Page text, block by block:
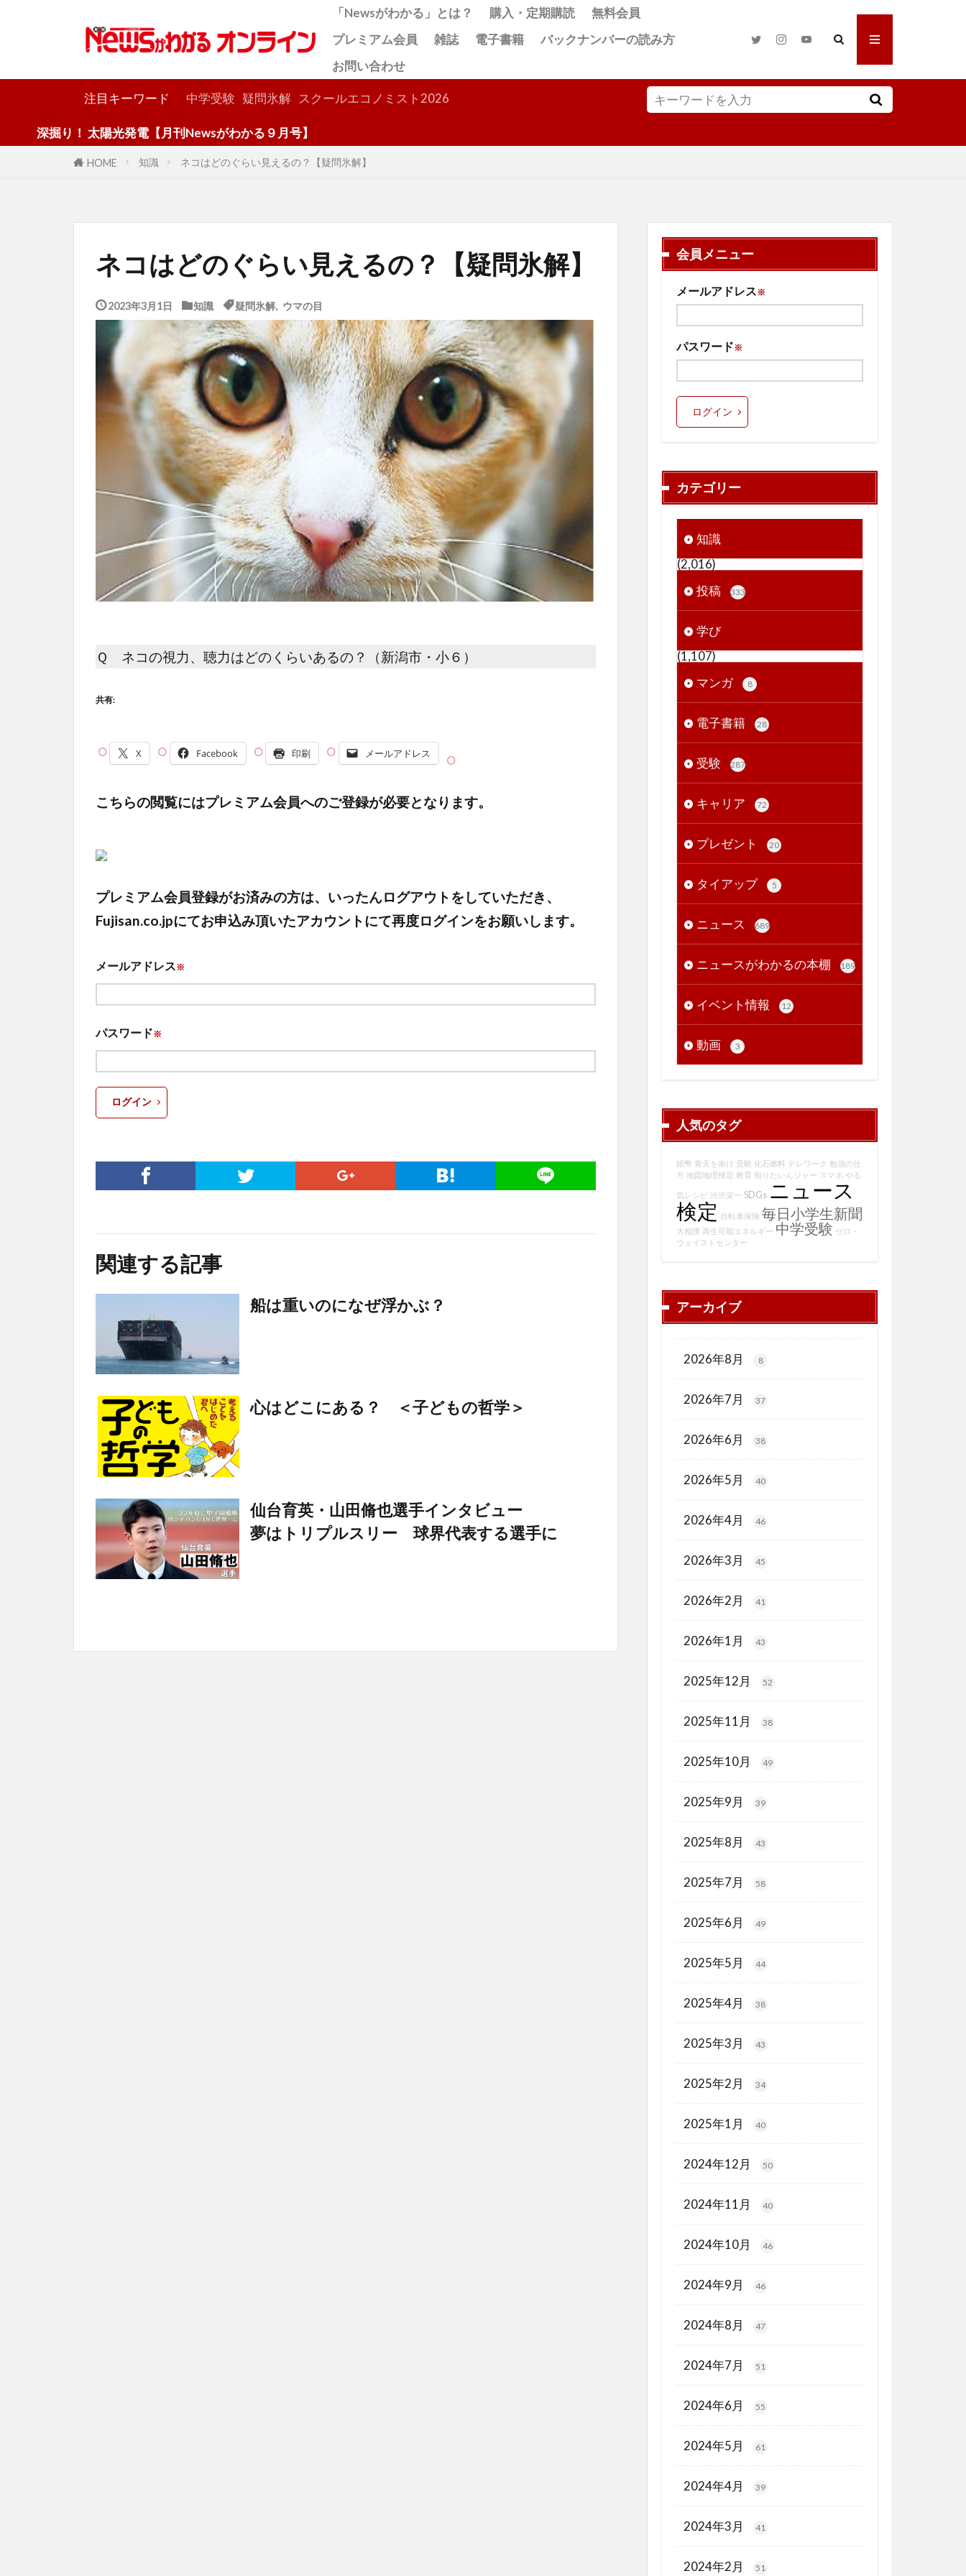
「Newsがわかる」とは？ 購入・定期購読
無料会員
プレミアム会員
雑誌 電子書籍
バックナンバーの読み方
お問い合わせ
注目キーワード 中学受験 疑問氷解 スクールエコノミスト2026
！ 太陽光発電【月刊Newsがわかる９月号】
HOME 知識 ネコはどのぐらい見えるの？【疑問氷解】
ネコはどのぐらい見えるの？【疑問氷解】
2023年3月1日 知識 疑問氷解, ウマの目
Ｑ ネコの視力、聴力はどのくらいあるの？（新潟市・小６）
共有:
X Facebook 印刷 メールアドレス
こちらの閲覧にはプレミアム会員へのご登録が必要となります。
プレミアム会員登録がお済みの方は、いったんログアウトをしていただき、
Fujisan.co.jpにてお申込み頂いたアカウントにて再度ログインをお願いします。
メールアドレス※
パスワード※
ログイン
関連する記事
船は重いのになぜ浮かぶ？
心はどこにある？ ＜子どもの哲学＞
仙台育英・山田脩也選手インタビュー
夢はトリプルスリー 球界代表する選手に
会員メニュー
メールアドレス※
パスワード※
ログイン
カテゴリー
知識
(2,016)
投稿
333
学び
(1,107)
マンガ
8
電子書籍 28
受験 287
キャリア 72
プレゼント 20
タイアップ 5
ニュース 689
ニュースがわかるの本棚 189
イベント情報 12
動画 3
人気のタグ
紙幣 青天を衝け 受験 化石燃料 テレワーク 勉強の仕
方 地図地理検定 教育 知りたいんジャー スマホ やる
気レシピ 渋沢栄一 SDGs ニュース
検定 自転車保険 毎日小学生新聞
大相撲 再生可能エネルギー 中学受験 ゼロ・
ウェイストセンター
アーカイブ
2026年8月 8
2026年7月 37
2026年6月 38
2026年5月 40
2026年4月 46
2026年3月 45
2026年2月 41
2026年1月 43
2025年12月 52
2025年11月 38
2025年10月 49
2025年9月 39
2025年8月 43
2025年7月 58
2025年6月 49
2025年5月 44
2025年4月 38
2025年3月 43
2025年2月 34
2025年1月 40
2024年12月 50
2024年11月 40
2024年10月 46
2024年9月 46
2024年8月 47
2024年7月 51
2024年6月 55
2024年5月 61
2024年4月 39
2024年3月 41
2024年2月 51
検索